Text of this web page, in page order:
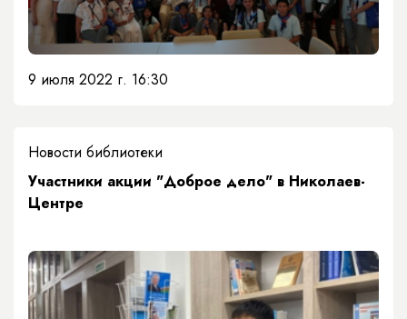
9 июля 2022 г. 16:30
Новости библиотеки
Участники акции "Доброе дело" в Николаев-
Центре